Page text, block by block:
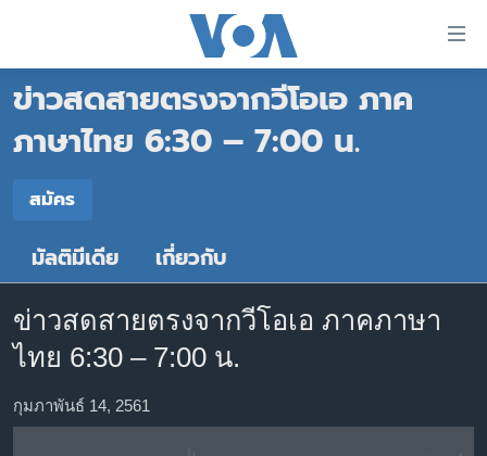
ต่อ
ไป
หลัก
หน้า
หลัก
ข้าม
ไป
การ
หน้าหลัก
โลก
เอเชีย
ไทย
ธุรกิจ
วิทยาศาสตร์
ไลฟ์สไตล์
ข่าวสดสายตรงจากวีโอเอ ภาค
ภาษาไทย 6:30 – 7:00 น.
สมัคร
Spotify
สมัคร
มัลติมีเดีย เกี่ยวกับ
ข่าวสดสายตรงจากวีโอเอ ภาคภาษา
ไทย 6:30 – 7:00 น.
กุมภาพันธ์ 14, 2561